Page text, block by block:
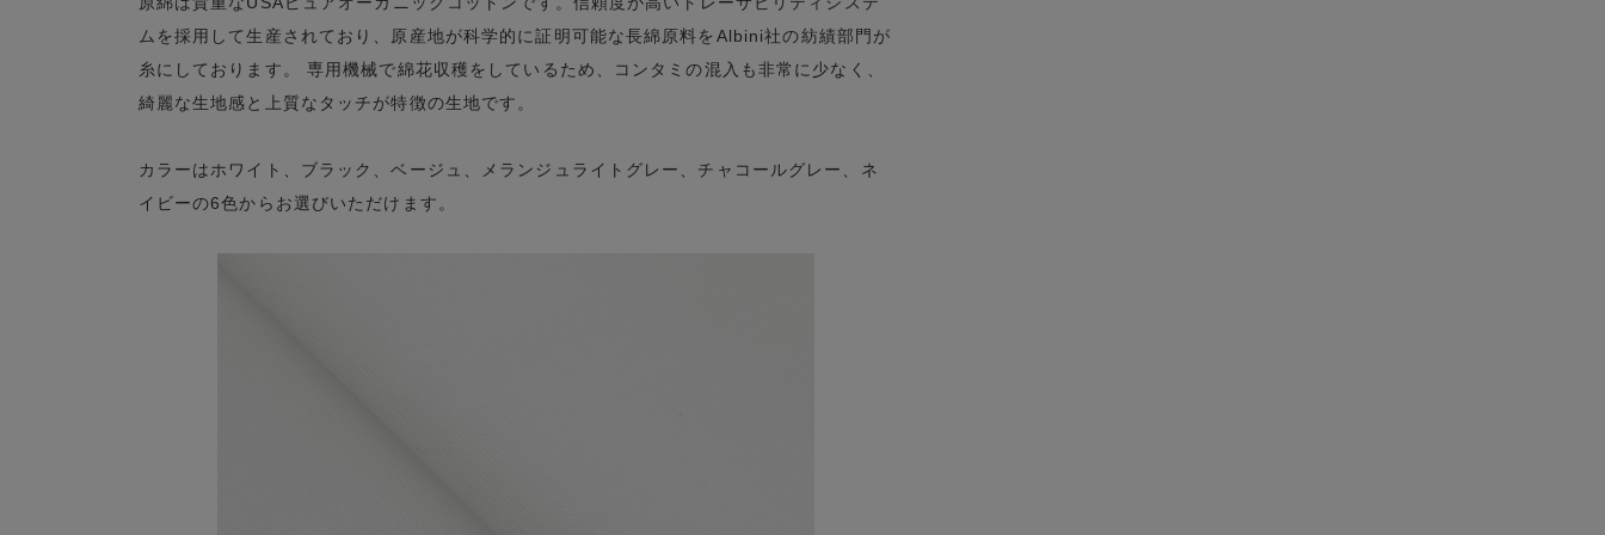
ムを採用して生産されており、原産地が科学的に証明可能な長綿原料をAlbini社の紡績部門が
糸にしております。 専用機械で綿花収穫をしているため、コンタミの混入も非常に少なく、
綺麗な生地感と上質なタッチが特徴の生地です。
カラーはホワイト、ブラック、ベージュ、メランジュライトグレー、チャコールグレー、ネ
イビーの6色からお選びいただけます。